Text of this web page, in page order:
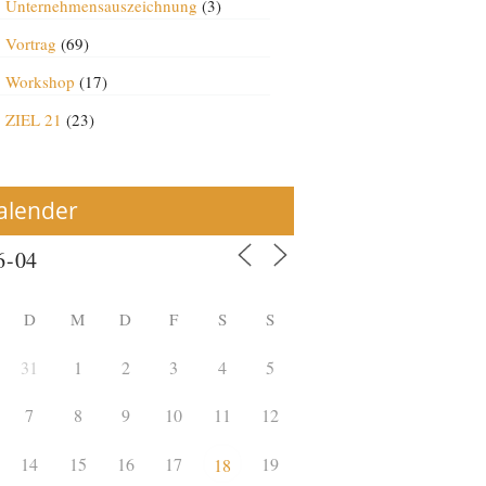
Unternehmensauszeichnung (3)
Vortrag (69)
Workshop (17)
ZIEL 21 (23)
D M D F S S
31 1 2 3 4 5
7 8 9 10 11 12
14 15 16 17 18 19